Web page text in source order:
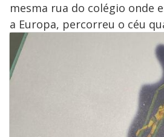
mesma rua do colégio onde
a Europa, percorreu o céu